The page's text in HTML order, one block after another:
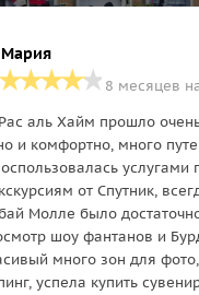
Мария
8 месяцев
аль Хайм прошло
и комфортно, много
услугами
от Спутник,
Молле было
шоу фантанов и
много зон для
успела купить